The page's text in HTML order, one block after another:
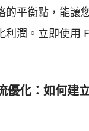
的平衡點，能讓
利潤。立即使用
優化：如何建